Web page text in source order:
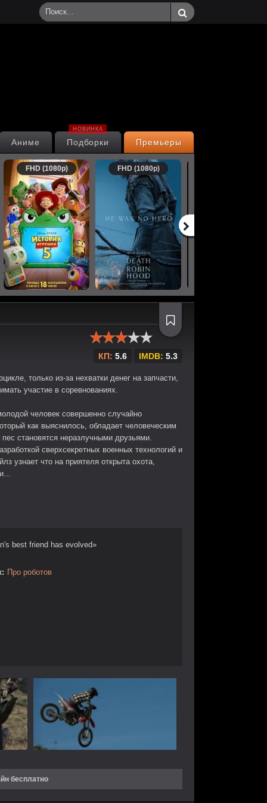
Премьеры
Подборки
НОВИНКА
Аниме
FHD (1080p) FHD (1080p)
КП: 5.6 IMDB: 5.3
только из-за нехватки денег на запчасти,
участие в соревнованиях.
человек совершенно случайно
как выяснилось, обладает человеческим
становятся неразлучными друзьями.
сверхсекретных военных технологий и
узнает что на приятеля открыта охота,
best friend has evolved»
Про роботов
бесплатно